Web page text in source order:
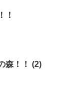
！
森！！ (2)